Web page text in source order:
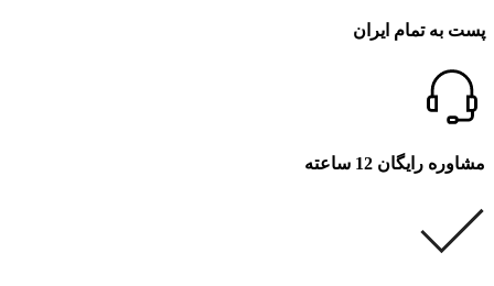
پست به تمام ایران
مشاوره رایگان 12 ساعته